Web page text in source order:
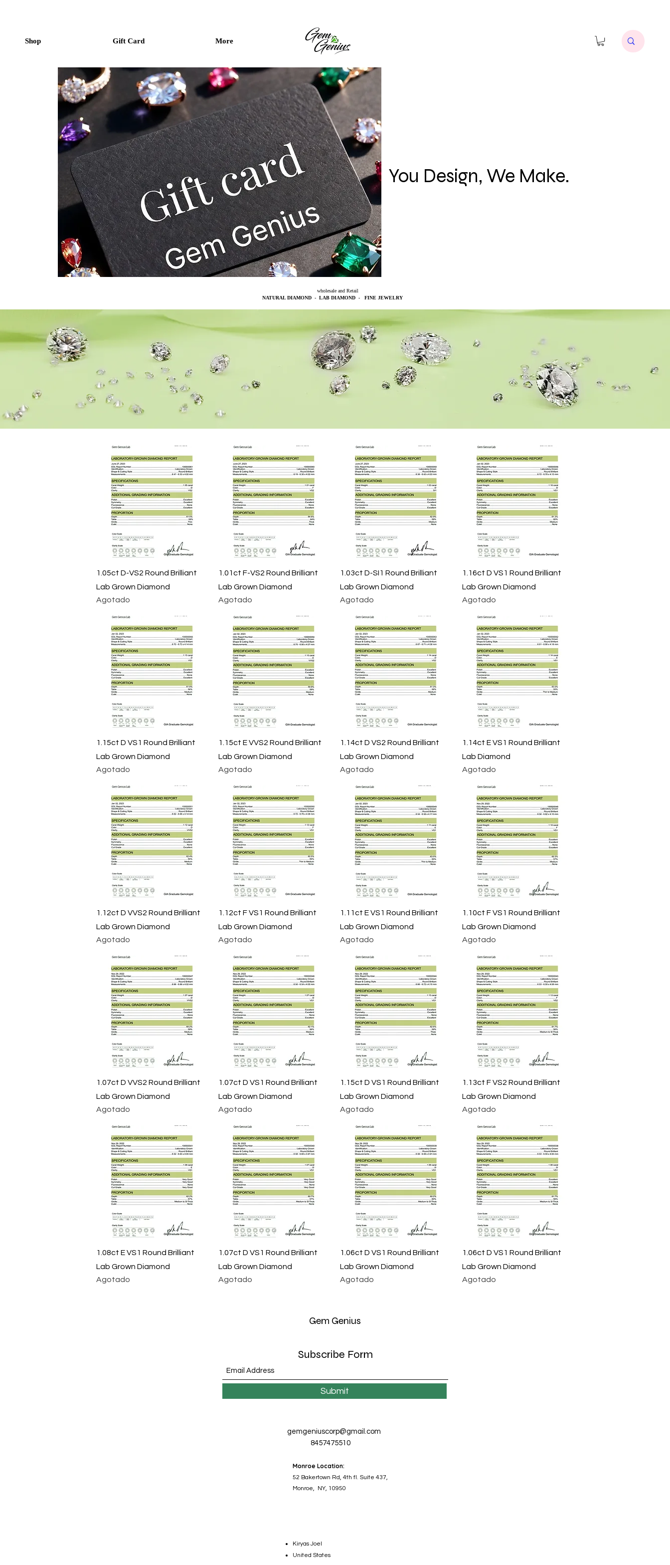
Shop Gift Card More
You Design, We Make.
wholesale and Retail
NATURAL DIAMOND - LAB DIAMOND - FINE JEWELRY
Vista rápida
1.05ct D-VS2 Round Brilliant
Lab Grown Diamond
Agotado
Vista rápida
1.01ct F-VS2 Round Brilliant
Lab Grown Diamond
Agotado
Vista rápida
1.03ct D-SI1 Round Brilliant
Lab Grown Diamond
Agotado
Vista rápida
1.16ct D VS1 Round Brilliant
Lab Grown Diamond
Agotado
Vista rápida
1.15ct D VS1 Round Brilliant
Lab Grown Diamond
Agotado
Vista rápida
1.15ct E VVS2 Round Brilliant
Lab Grown Diamond
Agotado
Vista rápida
1.14ct D VS2 Round Brilliant
Lab Grown Diamond
Agotado
Vista rápida
1.14ct E VS1 Round Brilliant
Lab Diamond
Agotado
Vista rápida
1.12ct D VVS2 Round Brilliant
Lab Grown Diamond
Agotado
Vista rápida
1.12ct F VS1 Round Brilliant
Lab Grown Diamond
Agotado
Vista rápida
1.11ct E VS1 Round Brilliant
Lab Grown Diamond
Agotado
Vista rápida
1.10ct F VS1 Round Brilliant
Lab Grown Diamond
Agotado
Vista rápida
1.07ct D VVS2 Round Brilliant
Lab Grown Diamond
Agotado
Vista rápida
1.07ct D VS1 Round Brilliant
Lab Grown Diamond
Agotado
Vista rápida
1.15ct D VS1 Round Brilliant
Lab Grown Diamond
Agotado
Vista rápida
1.13ct F VS2 Round Brilliant
Lab Grown Diamond
Agotado
Vista rápida
1.08ct E VS1 Round Brilliant
Lab Grown Diamond
Agotado
Vista rápida
1.07ct D VS1 Round Brilliant
Lab Grown Diamond
Agotado
Vista rápida
1.06ct D VS1 Round Brilliant
Lab Grown Diamond
Agotado
Vista rápida
1.06ct D VS1 Round Brilliant
Lab Grown Diamond
Agotado
Gem Genius
Subscribe Form
Submit
gemgeniuscorp@gmail.com
8457475510
Monroe Location:
52 Bakertown Rd, 4th fl. Suite 437,
Monroe, NY, 10950
Kiryas Joel
United States